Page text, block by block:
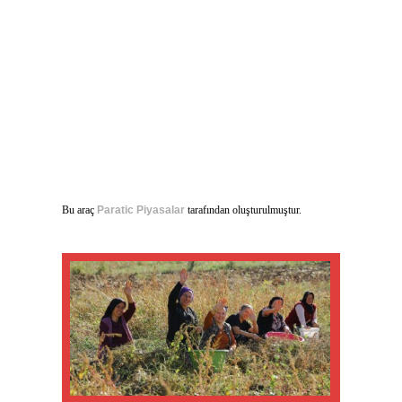
Bu araç Paratic Piyasalar tarafından oluşturulmuştur.